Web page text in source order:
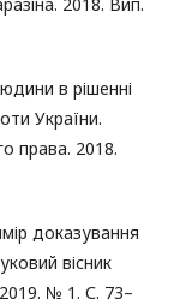
в рішенні
України.
права. 2018.
доказування
вісник
2019. № 1. С. 73–